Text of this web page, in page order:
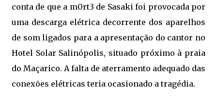
conta de que a m0rt3 de Sasaki foi provocada por
uma descarga elétrica decorrente dos aparelhos
de som ligados para a apresentação do cantor no
Hotel Solar Salinópolis, situado próximo à praia
do Maçarico. A falta de aterramento adequado das
conexões elétricas teria ocasionado a tragédia.